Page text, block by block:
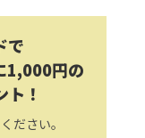
で
1,000円の
！
ださい。